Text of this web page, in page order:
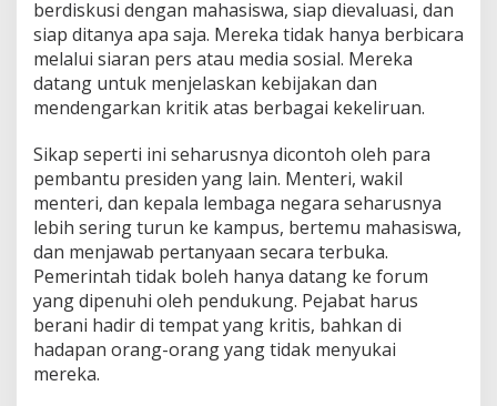
berdiskusi dengan mahasiswa, siap dievaluasi, dan
siap ditanya apa saja. Mereka tidak hanya berbicara
melalui siaran pers atau media sosial. Mereka
datang untuk menjelaskan kebijakan dan
mendengarkan kritik atas berbagai kekeliruan.
Sikap seperti ini seharusnya dicontoh oleh para
pembantu presiden yang lain. Menteri, wakil
menteri, dan kepala lembaga negara seharusnya
lebih sering turun ke kampus, bertemu mahasiswa,
dan menjawab pertanyaan secara terbuka.
Pemerintah tidak boleh hanya datang ke forum
yang dipenuhi oleh pendukung. Pejabat harus
berani hadir di tempat yang kritis, bahkan di
hadapan orang-orang yang tidak menyukai
mereka.